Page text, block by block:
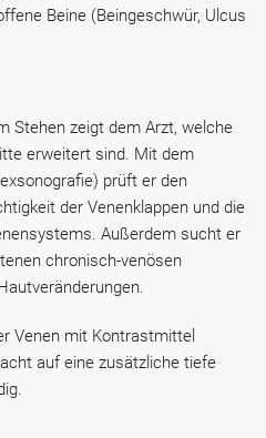
Beine (Beingeschwür, Ulcus
Stehen zeigt dem Arzt, welche
erweitert sind. Mit dem
prüft er den
der Venenklappen und die
Außerdem sucht er
chronisch-venösen
Venen mit Kontrastmittel
auf eine zusätzliche tiefe